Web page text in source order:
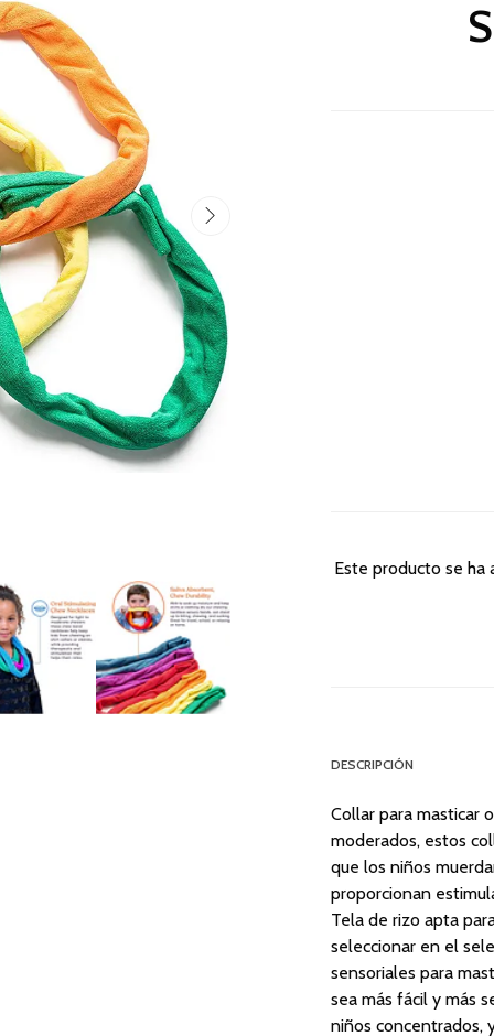
Este producto se ha
DESCRIPCIÓN
Collar para masticar
moderados, estos
que los niños
proporcionan
Tela de rizo apta
seleccionar en el
sensoriales para
sea más fácil y más
niños concentrados,